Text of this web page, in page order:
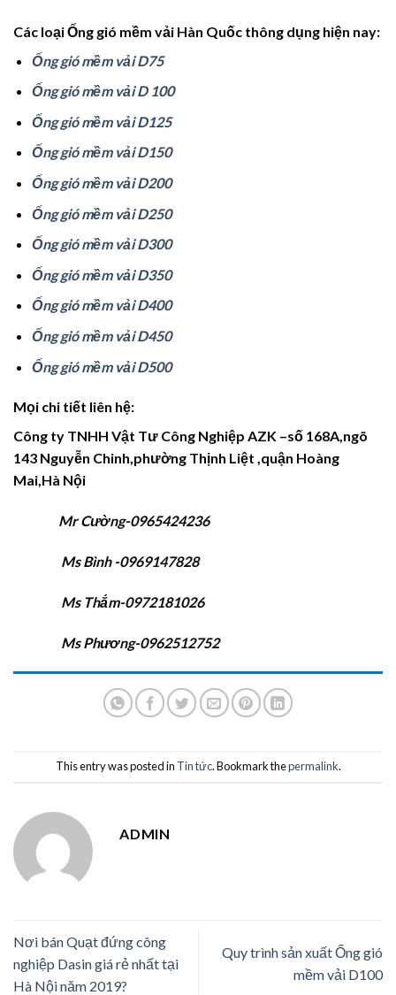
Các loại Ống gió mềm vải Hàn Quốc thông dụng hiện nay:
Ống gió mềm vải D75
Ống gió mềm vải D 100
Ống gió mềm vải D125
Ống gió mềm vải D150
Ống gió mềm vải D200
Ống gió mềm vải D250
Ống gió mềm vải D300
Ống gió mềm vải D350
Ống gió mềm vải D400
Ống gió mềm vải D450
Ống gió mềm vải D500
Mọi chi tiết liên hệ:
Công ty TNHH Vật Tư Công Nghiệp AZK –số 168A,ngõ
143 Nguyễn Chinh,phường Thịnh Liệt ,quận Hoàng
Mai,Hà Nội
Mr Cường-0965424236
Ms Bình -0969147828
Ms Thắm-0972181026
Ms Phương-0962512752
This entry was posted in Tin tức. Bookmark thepermalink.
ADMIN
Nơi bán Quạt đứng công
nghiệp Dasin giá rẻ nhất tại
Hà Nội năm 2019?
Quy trình sản xuất Ống gió
mềm vải D100